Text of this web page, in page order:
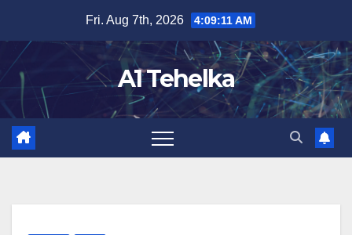
content
Fri. Aug 7th, 2026 4:09:12 AM
A1 Tehelka